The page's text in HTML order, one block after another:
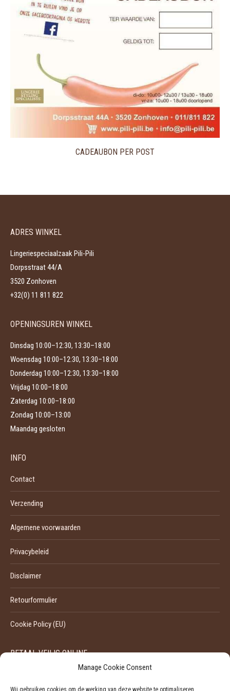
Manage Cookie Consent
Wij gebruiken cookies om de werking van deze website te optimaliseren.
CADEAUBON PER POST
ADRES WINKEL
Lingeriespeciaalzaak Pili-Pili
Dorpsstraat 44/A
3520 Zonhoven
+32(0) 11 811 822
OPENINGSUREN WINKEL
Dinsdag 10:00–12:30, 13:30–18:00
Woensdag 10:00–12:30, 13:30–18:00
Donderdag 10:00–12:30, 13:30–18:00
Vrijdag 10:00–18:00
Zaterdag 10:00–18:00
Zondag 10:00–13:00
Maandag gesloten
INFO
Contact
Verzending
Algemene voorwaarden
Privacybeleid
Disclaimer
Retourformulier
Cookie Policy (EU)
BETAAL VEILIG ONLINE